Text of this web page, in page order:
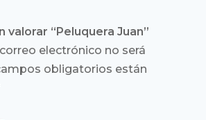
valorar “Peluquera Juan”
electrónico no será
obligatorios están